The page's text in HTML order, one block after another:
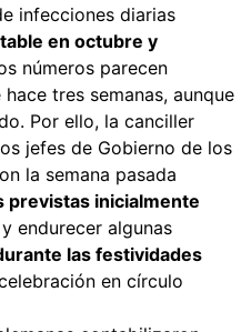
infecciones diarias
en octubre y
números parecen
tres semanas, aunque
Por ello, la canciller
jefes de Gobierno de los
la semana pasada
previstas inicialmente
y endurecer algunas
las festividades
en círculo